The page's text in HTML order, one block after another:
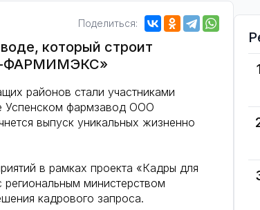
Поделиться:
который строит
ФАРМИМЭКС»
районов стали участниками
Успенском фармзавод ООО
выпуск уникальных жизненно
в рамках проекта «Кадры для
министерством
кадрового запроса.